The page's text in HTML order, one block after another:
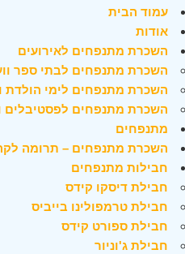
עמוד הבית
אודות
השכרת מתנפחים לאירועים
השכרת מתנפחים לבתי ספר
השכרת מתנפחים לימי הולדת
השכרת מתנפחים לפסטיבלים
מתנפחים
השכרת מתנפחים – תרומה
חבילות מתנפחים
חבילת דיסקו קידס
חבילת טרמפולינו בייביס
חבילת ספורט קידס
חבילת ג'וניור